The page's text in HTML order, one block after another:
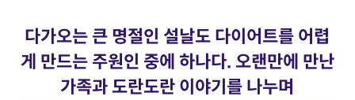
다가오는 큰 명절인 설날도 다이어트를 어렵
게 만드는 주원인 중에 하나다. 오랜만에 만난
가족과 도란도란 이야기를 나누며